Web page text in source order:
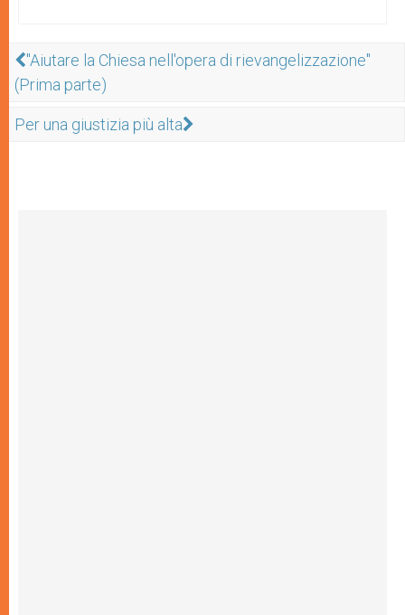
"Aiutare la Chiesa nell'opera di rievangelizzazione"
(Prima parte)
Per una giustizia più alta